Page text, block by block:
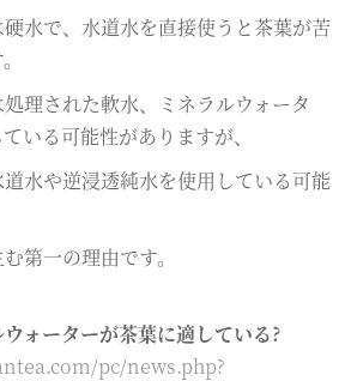
水で、水道水を直接使うと茶葉が苦
理された軟水、ミネラルウォータ
いる可能性がありますが、
水や逆浸透純水を使用している可能
第一の理由です。
ォーターが茶葉に適している?
pc/news.php?